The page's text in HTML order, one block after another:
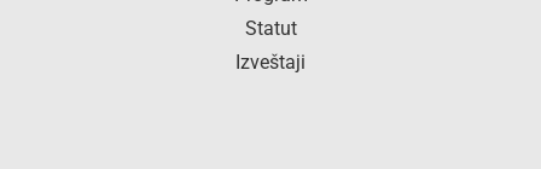
Statut
Izveštaji